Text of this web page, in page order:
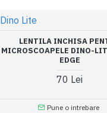
Dino Lite
LENTILA INCHISA
MICROSCOAPELE DINO-
EDGE
70 Lei
Pune o intrebare